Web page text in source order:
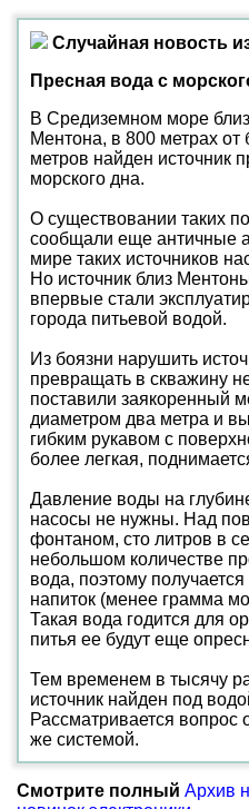
Случайная новость
Пресная вода с
В Средиземном море
Ментона, в 800 метрах от
метров найден источник
морского дна.
О существовании таких
сообщали еще античные
мире таких источников
Но источник близ
впервые стали
города питьевой водой.
Из боязни нарушить
превращать в скважину
поставили заякоренный
диаметром два метра и
гибким рукавом с
более легкая,
Давление воды на
насосы не нужны. Над
фонтаном, сто литров в
небольшом количестве
вода, поэтому
напиток (менее грамма
Такая вода годится для
питья ее будут еще
Тем временем в тысячу
источник найден под
Рассматривается вопрос
же системой.
Смотрите полный Архив